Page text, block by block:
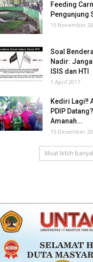
Feeding
Pengunjung
15 November
Soal
Nadir:
ISIS dan HTI
1 April 2017
Kediri Lagi‼
PDIP
Amanah...
15 Desember
Muat lebih